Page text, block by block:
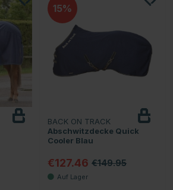
15
BACK ON TRACK
Abschwitzdecke Quick
Cooler Blau
€127.46 €149.95